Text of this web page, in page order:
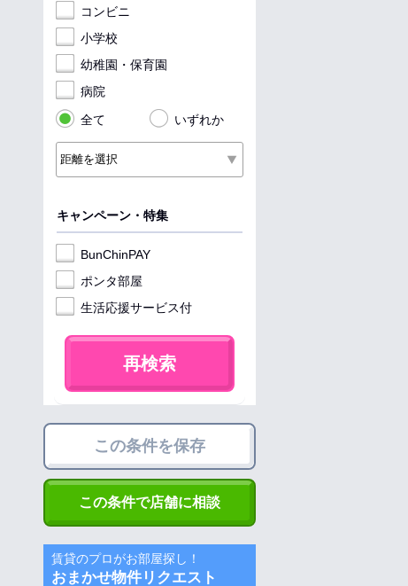
コンビニ
小学校
幼稚園・保育園
病院
全て
いずれか
キャンペーン・特集
BunChinPAY
ポンタ部屋
生活応援サービス付
再検索
この条件を保存
この条件で店舗に相談
賃貸のプロがお部屋探し！
おまかせ物件リクエスト